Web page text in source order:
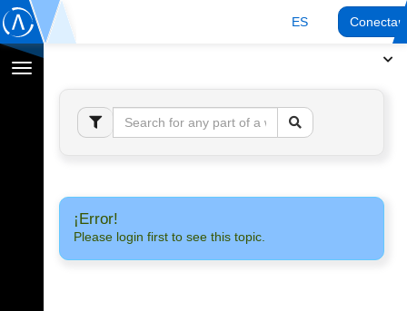
ES
Cambiar
navegación
¡Error!
Please login first to see this topic.